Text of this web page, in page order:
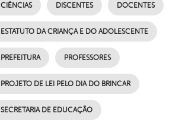
CIÊNCIAS DISCENTES DOCENTES
ESTATUTO DA CRIANÇA E DO ADOLESCENTE
PREFEITURA PROFESSORES
PROJETO DE LEI PELO DIA DO BRINCAR
SECRETARIA DE EDUCAÇÃO